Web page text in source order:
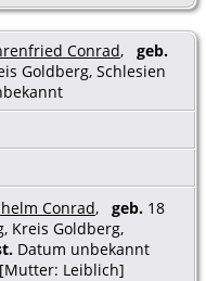
Conrad, geb.
Goldberg, Schlesien
Conrad, geb. 18
Kreis Goldberg,
Datum unbekannt
Leiblich]